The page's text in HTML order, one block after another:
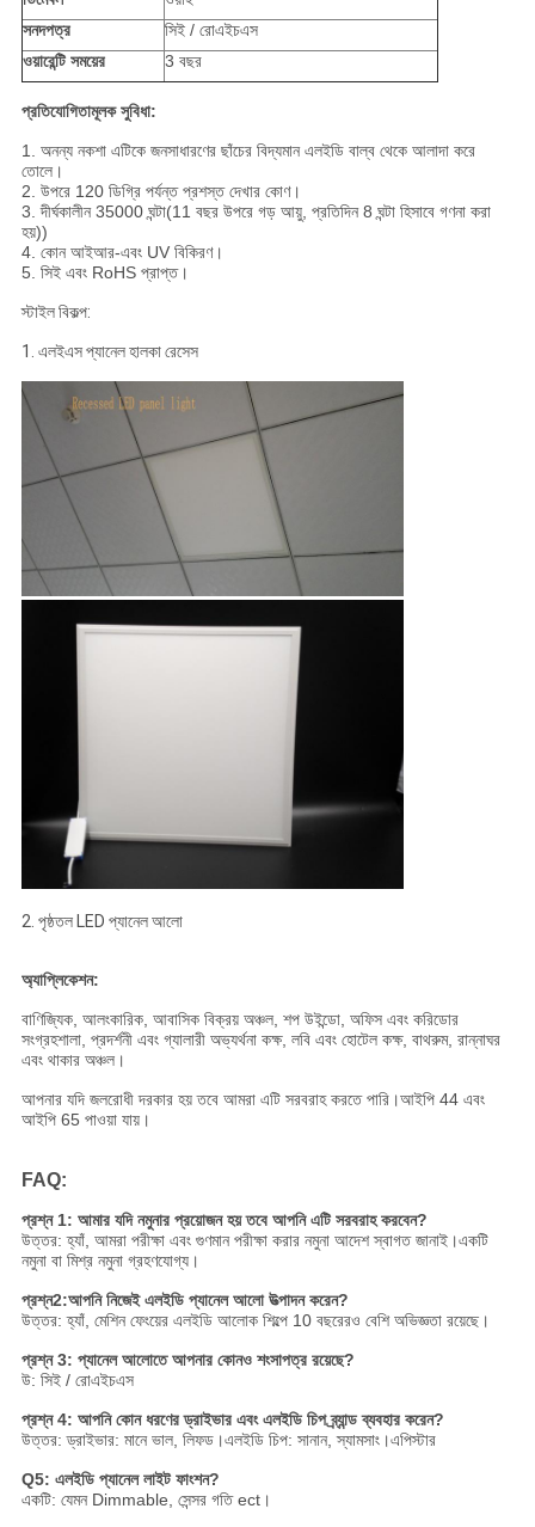
সনদপত্র
সিই / রোএইচএস
ওয়ারেন্টি সময়ের
3 বছর
প্রতিযোগিতামূলক সুবিধা:
1. অনন্য নকশা এটিকে জনসাধারণের ছাঁচের বিদ্যমান এলইডি বাল্ব থেকে আলাদা করে
তোলে।
2. উপরে 120 ডিগ্রি পর্যন্ত প্রশস্ত দেখার কোণ।
3. দীর্ঘকালীন 35000 ঘন্টা(11 বছর উপরে গড় আয়ু, প্রতিদিন 8 ঘন্টা হিসাবে গণনা করা
হয়))
4. কোন আইআর-এবং UV বিকিরণ।
5. সিই এবং RoHS প্রাপ্ত।
স্টাইল বিকল্প:
1. এলইএস প্যানেল হালকা রেসেস
2. পৃষ্ঠতল LED প্যানেল আলো
অ্যাপ্লিকেশন:
বাণিজ্যিক, আলংকারিক, আবাসিক বিক্রয় অঞ্চল, শপ উইন্ডো, অফিস এবং করিডোর
সংগ্রহশালা, প্রদর্শনী এবং গ্যালারী অভ্যর্থনা কক্ষ, লবি এবং হোটেল কক্ষ, বাথরুম, রান্নাঘর
এবং থাকার অঞ্চল।
আপনার যদি জলরোধী দরকার হয় তবে আমরা এটি সরবরাহ করতে পারি।আইপি 44 এবং
আইপি 65 পাওয়া যায়।
FAQ:
প্রশ্ন 1: আমার যদি নমুনার প্রয়োজন হয় তবে আপনি এটি সরবরাহ করবেন?
উত্তর: হ্যাঁ, আমরা পরীক্ষা এবং গুণমান পরীক্ষা করার নমুনা আদেশ স্বাগত জানাই।একটি
নমুনা বা মিশ্র নমুনা গ্রহণযোগ্য।
প্রশ্ন2:আপনি নিজেই এলইডি প্যানেল আলো উত্পাদন করেন?
উত্তর: হ্যাঁ, মেশিন ফেংয়ের এলইডি আলোক শিল্পে 10 বছরেরও বেশি অভিজ্ঞতা রয়েছে।
প্রশ্ন 3: প্যানেল আলোতে আপনার কোনও শংসাপত্র রয়েছে?
উ: সিই / রোএইচএস
প্রশ্ন 4: আপনি কোন ধরণের ড্রাইভার এবং এলইডি চিপ ব্র্যান্ড ব্যবহার করেন?
উত্তর: ড্রাইভার: মানে ভাল, লিফড।এলইডি চিপ: সানান, স্যামসাং।এপিস্টার
Q5: এলইডি প্যানেল লাইট ফাংশন?
একটি: যেমন Dimmable, সেন্সর গতি ect।